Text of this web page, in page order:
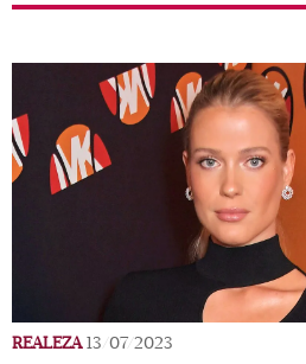
REALEZA 13/07/2023